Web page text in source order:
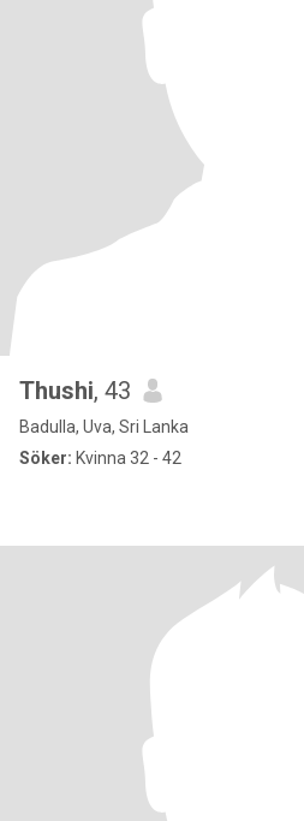
Thushi, 43
Badulla, Uva, Sri Lanka
Söker: Kvinna 32 - 42